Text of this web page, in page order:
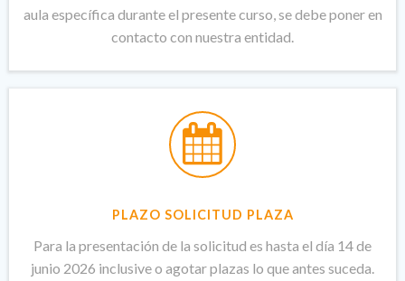
aula específica durante el presente curso, se debe poner en
contacto con nuestra entidad.
PLAZO SOLICITUD PLAZA
Para la presentación de la solicitud es hasta el día 14 de
junio 2026 inclusive o agotar plazas lo que antes suceda.